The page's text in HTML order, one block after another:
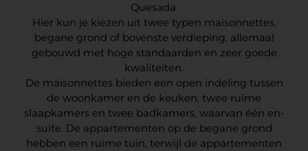
Quesada.
Hier kun je kiezen uit twee typen maisonnettes,
begane grond of bovenste verdieping, allemaal
gebouwd met hoge standaarden en zeer goede
kwaliteiten.
De maisonnettes bieden een open indeling tussen
de woonkamer en de keuken, twee ruime
slaapkamers en twee badkamers, waarvan één en-
suite. De appartementen op de begane grond
hebben een ruime tuin, terwijl de appartementen